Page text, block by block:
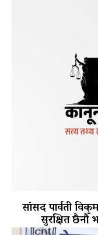
सांसद पार्वती
सुरक्षित छैनौँ